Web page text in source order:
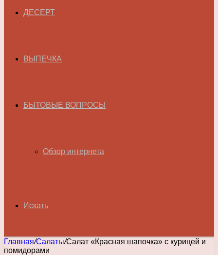
ДЕСЕРТ
ВЫПЕЧКА
БЫТОВЫЕ ВОПРОСЫ
Обзор интернета
Искать
Главная/Салаты/Салат «Красная шапочка» с курицей и
помидорами